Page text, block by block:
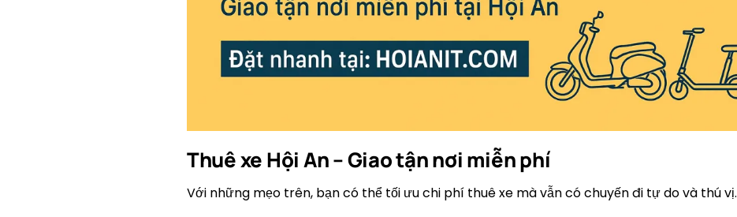
Thuê xe Hội An – Giao tận nơi miễn phí
Với những mẹo trên, bạn có thể tối ưu chi phí thuê xe mà vẫn có chuyến đi tự do và thú vị.